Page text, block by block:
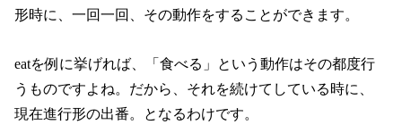
形時に、一回一回、その動作をすることができます。
eatを例に挙げれば、「食べる」という動作はその都度行
うものですよね。だから、それを続けてしている時に、
現在進行形の出番。となるわけです。